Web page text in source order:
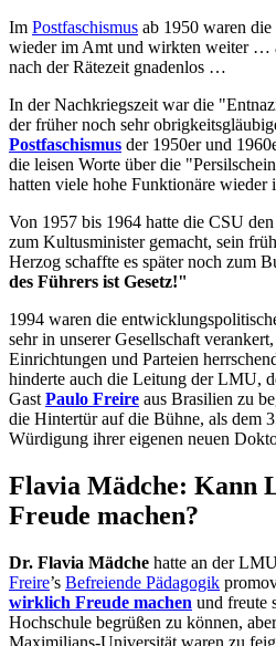
Im Postfaschismus ab 1950 waren
wieder im Amt und wirkten weiter …
nach der Rätezeit gnadenlos …
In der Nachkriegszeit war die
der früher noch sehr
Postfaschismus der 1950er und
die leisen Worte über die
hatten viele hohe Funktionäre wieder
Von 1957 bis 1964 hatte die CSU
zum Kultusminister gemacht, sein
Herzog schaffte es später noch zum
des Führers ist Gesetz!"
1994 waren die
sehr in unserer Gesellschaft
Einrichtungen und Parteien
hinderte auch die Leitung der LMU,
Gast Paulo Freire aus Brasilien zu
die Hintertür auf die Bühne, als dem
Würdigung ihrer eigenen neuen
Flavia Mädche: Kann
Freude machen?
Dr. Flavia Mädche hatte an der
Freire’s Befreiende Pädagogik
wirklich Freude machen und freute
Hochschule begrüßen zu können,
Maximilians-Universität waren zu